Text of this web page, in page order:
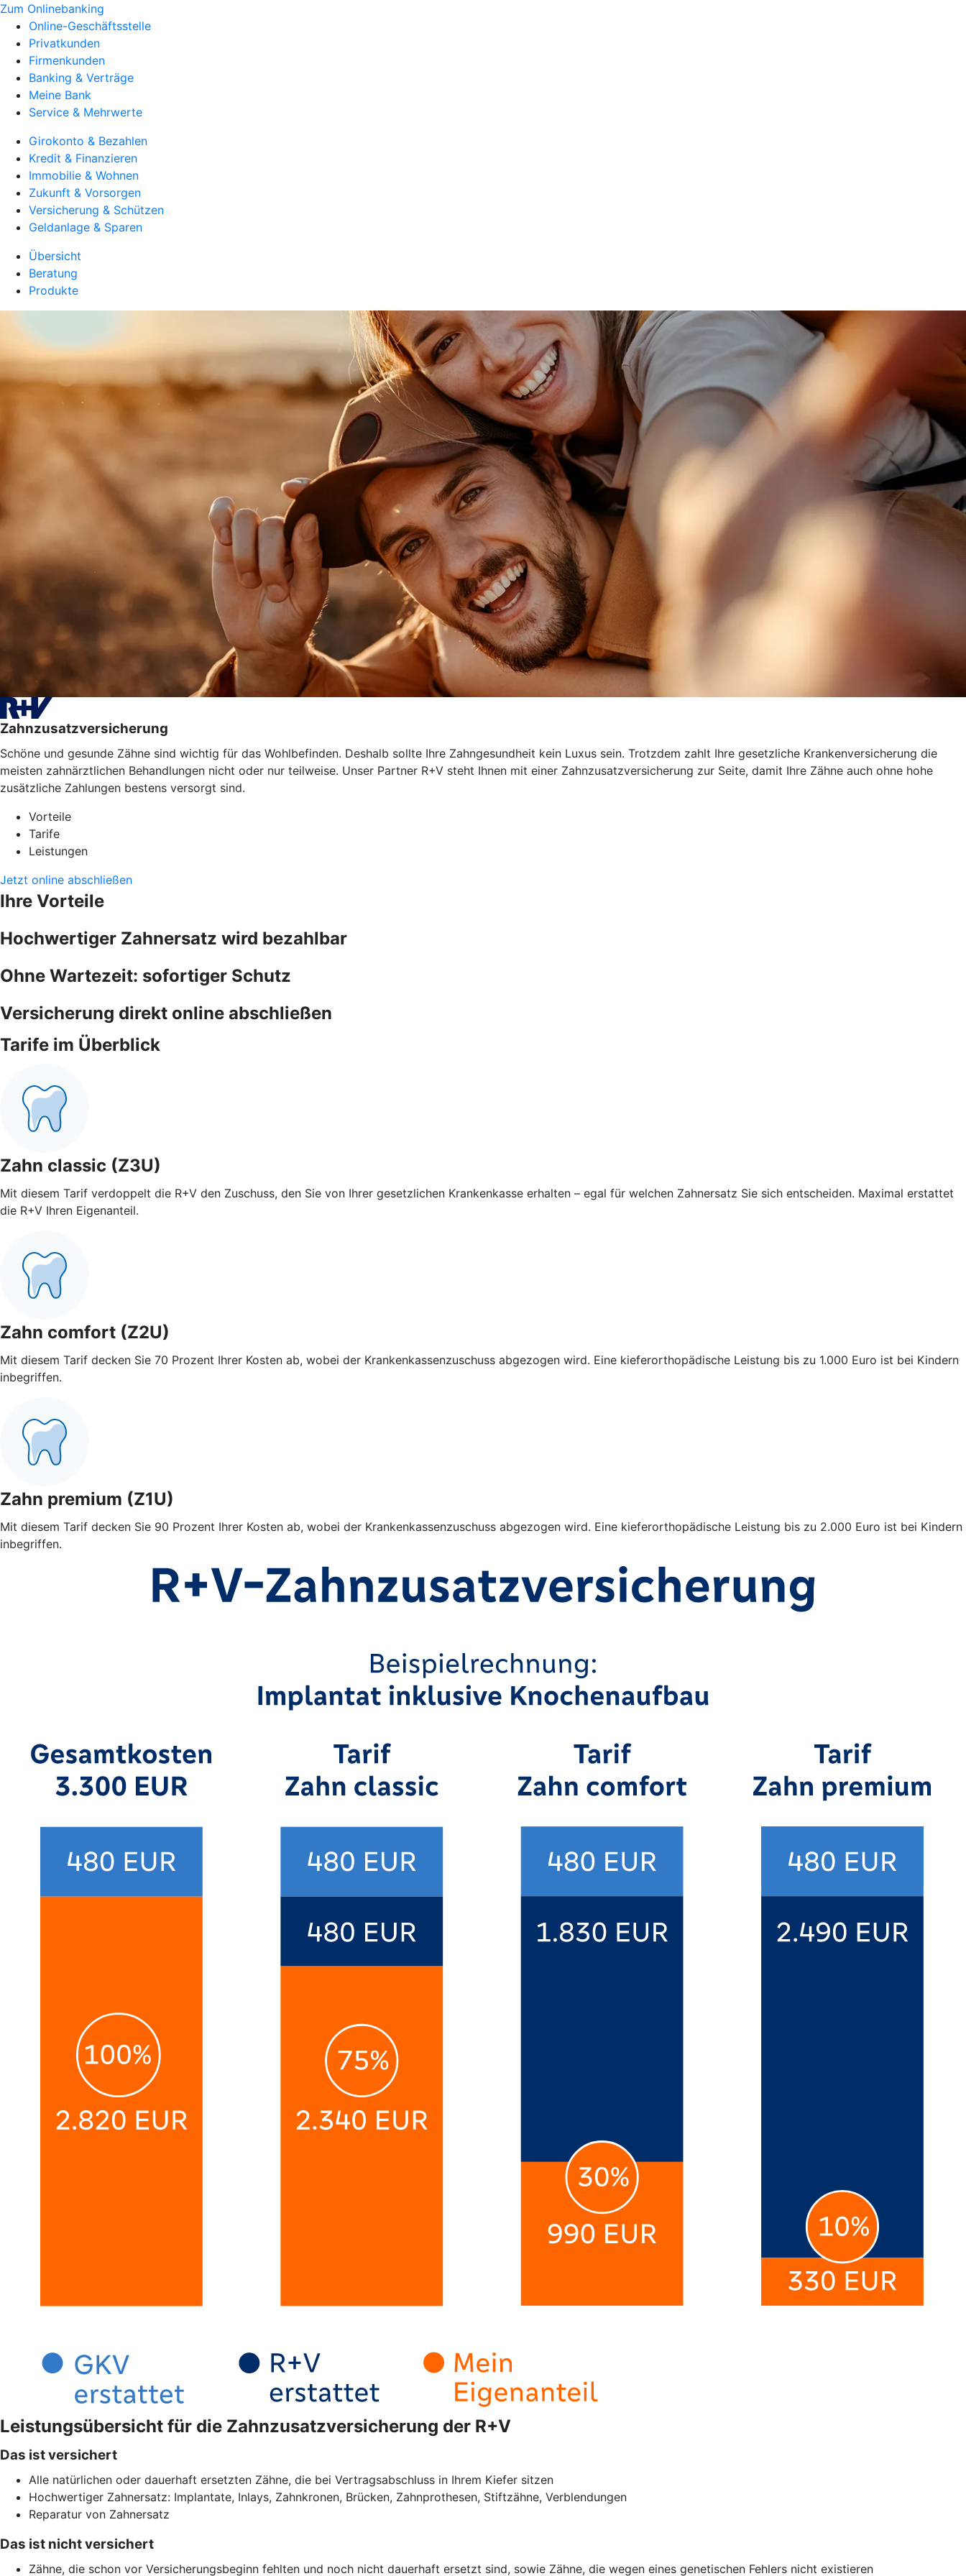
Zum Onlinebanking
Online-Geschäftsstelle
Privatkunden
Firmenkunden
Banking & Verträge
Meine Bank
Service & Mehrwerte
Girokonto & Bezahlen
Kredit & Finanzieren
Immobilie & Wohnen
Zukunft & Vorsorgen
Versicherung & Schützen
Geldanlage & Sparen
Übersicht
Beratung
Produkte
Zahnzusatzversicherung
Schöne und gesunde Zähne sind wichtig für das Wohlbefinden. Deshalb sollte Ihre Zahngesundheit kein Luxus sein. Trotzdem zahlt Ihre gesetzliche Krankenversicherung die
meisten zahnärztlichen Behandlungen nicht oder nur teilweise. Unser Partner R+V steht Ihnen mit einer Zahnzusatzversicherung zur Seite, damit Ihre Zähne auch ohne hohe
zusätzliche Zahlungen bestens versorgt sind.
Vorteile
Tarife
Leistungen
Jetzt online abschließen
Ihre Vorteile
Hochwertiger Zahnersatz wird bezahlbar
Ohne Wartezeit: sofortiger Schutz
Versicherung direkt online abschließen
Tarife im Überblick
Zahn classic (Z3U)
Mit diesem Tarif verdoppelt die R+V den Zuschuss, den Sie von Ihrer gesetzlichen Krankenkasse erhalten – egal für welchen Zahnersatz Sie sich entscheiden. Maximal erstattet
die R+V Ihren Eigenanteil.
Zahn comfort (Z2U)
Mit diesem Tarif decken Sie 70 Prozent Ihrer Kosten ab, wobei der Krankenkassenzuschuss abgezogen wird. Eine kieferorthopädische Leistung bis zu 1.000 Euro ist bei Kindern
inbegriffen.
Zahn premium (Z1U)
Mit diesem Tarif decken Sie 90 Prozent Ihrer Kosten ab, wobei der Krankenkassenzuschuss abgezogen wird. Eine kieferorthopädische Leistung bis zu 2.000 Euro ist bei Kindern
inbegriffen.
Leistungsübersicht für die Zahnzusatzversicherung der R+V
Das ist versichert
Alle natürlichen oder dauerhaft ersetzten Zähne, die bei Vertragsabschluss in Ihrem Kiefer sitzen
Hochwertiger Zahnersatz: Implantate, Inlays, Zahnkronen, Brücken, Zahnprothesen, Stiftzähne, Verblendungen
Reparatur von Zahnersatz
Das ist nicht versichert
Zähne, die schon vor Versicherungsbeginn fehlten und noch nicht dauerhaft ersetzt sind, sowie Zähne, die wegen eines genetischen Fehlers nicht existieren